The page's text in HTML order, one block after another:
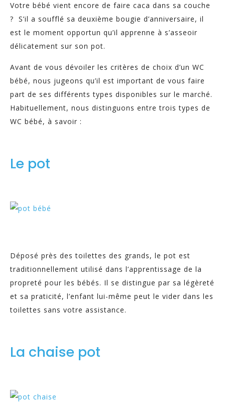
Votre bébé vient encore de faire caca dans sa couche
? S’il a soufflé sa deuxième bougie d’anniversaire, il
est le moment opportun qu’il apprenne à s’asseoir
délicatement sur son pot.
Avant de vous dévoiler les critères de choix d’un WC
bébé, nous jugeons qu’il est important de vous faire
part de ses différents types disponibles sur le marché.
Habituellement, nous distinguons entre trois types de
WC bébé, à savoir :
Le pot
Déposé près des toilettes des grands, le pot est
traditionnellement utilisé dans l’apprentissage de la
propreté pour les bébés. Il se distingue par sa légèreté
et sa praticité, l’enfant lui-même peut le vider dans les
toilettes sans votre assistance.
La chaise pot